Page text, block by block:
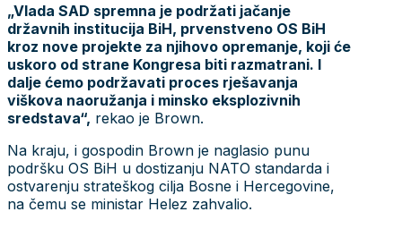
„Vlada SAD spremna je podržati jačanje
državnih institucija BiH, prvenstveno OS BiH
kroz nove projekte za njihovo opremanje, koji će
uskoro od strane Kongresa biti razmatrani. I
dalje ćemo podržavati proces rješavanja
viškova naoružanja i minsko eksplozivnih
sredstava“, rekao je Brown.
Na kraju, i gospodin Brown je naglasio punu
podršku OS BiH u dostizanju NATO standarda i
ostvarenju strateškog cilja Bosne i Hercegovine,
na čemu se ministar Helez zahvalio.